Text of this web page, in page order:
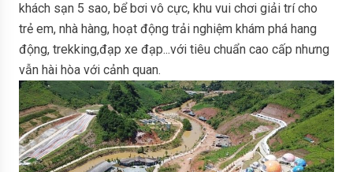
khách sạn 5 sao, bể bơi vô cực, khu vui chơi giải trí cho
trẻ em, nhà hàng, hoạt động trải nghiệm khám phá hang
động, trekking,đạp xe đạp...với tiêu chuẩn cao cấp nhưng
vẫn hài hòa với cảnh quan.